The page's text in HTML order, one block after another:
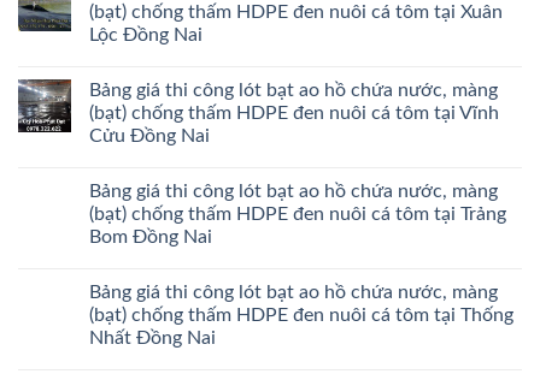
(bạt) chống thấm HDPE đen nuôi cá tôm tại Xuân
Lộc Đồng Nai
Bảng giá thi công lót bạt ao hồ chứa nước, màng
(bạt) chống thấm HDPE đen nuôi cá tôm tại Vĩnh
Cửu Đồng Nai
Bảng giá thi công lót bạt ao hồ chứa nước, màng
(bạt) chống thấm HDPE đen nuôi cá tôm tại Trảng
Bom Đồng Nai
Bảng giá thi công lót bạt ao hồ chứa nước, màng
(bạt) chống thấm HDPE đen nuôi cá tôm tại Thống
Nhất Đồng Nai